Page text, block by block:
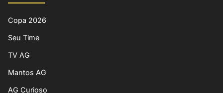
Copa 2026
Seu Time
TV AG
Mantos AG
AG Curioso